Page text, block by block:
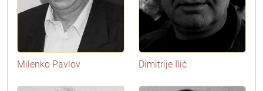
Milenko Pavlov Dimitrije Ilić